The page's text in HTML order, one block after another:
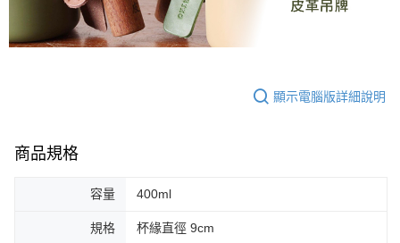
顯示電腦版詳細說明
商品規格
容量 400ml
規格 杯緣直徑 9cm